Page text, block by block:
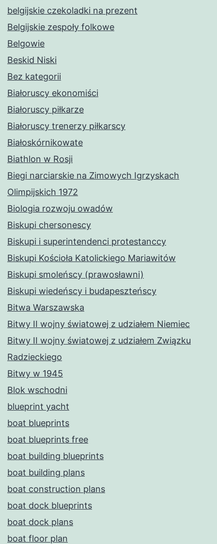
belgijskie czekoladki na prezent
Belgijskie zespoły folkowe
Belgowie
Beskid Niski
Bez kategorii
Białoruscy ekonomiści
Białoruscy piłkarze
Białoruscy trenerzy piłkarscy
Białoskórnikowate
Biathlon w Rosji
Biegi narciarskie na Zimowych Igrzyskach
Olimpijskich 1972
Biologia rozwoju owadów
Biskupi chersonescy
Biskupi i superintendenci protestanccy
Biskupi Kościoła Katolickiego Mariawitów
Biskupi smoleńscy (prawosławni)
Biskupi wiedeńscy i budapeszteńscy
Bitwa Warszawska
Bitwy II wojny światowej z udziałem Niemiec
Bitwy II wojny światowej z udziałem Związku
Radzieckiego
Bitwy w 1945
Blok wschodni
blueprint yacht
boat blueprints
boat blueprints free
boat building blueprints
boat building plans
boat construction plans
boat dock blueprints
boat dock plans
boat floor plan